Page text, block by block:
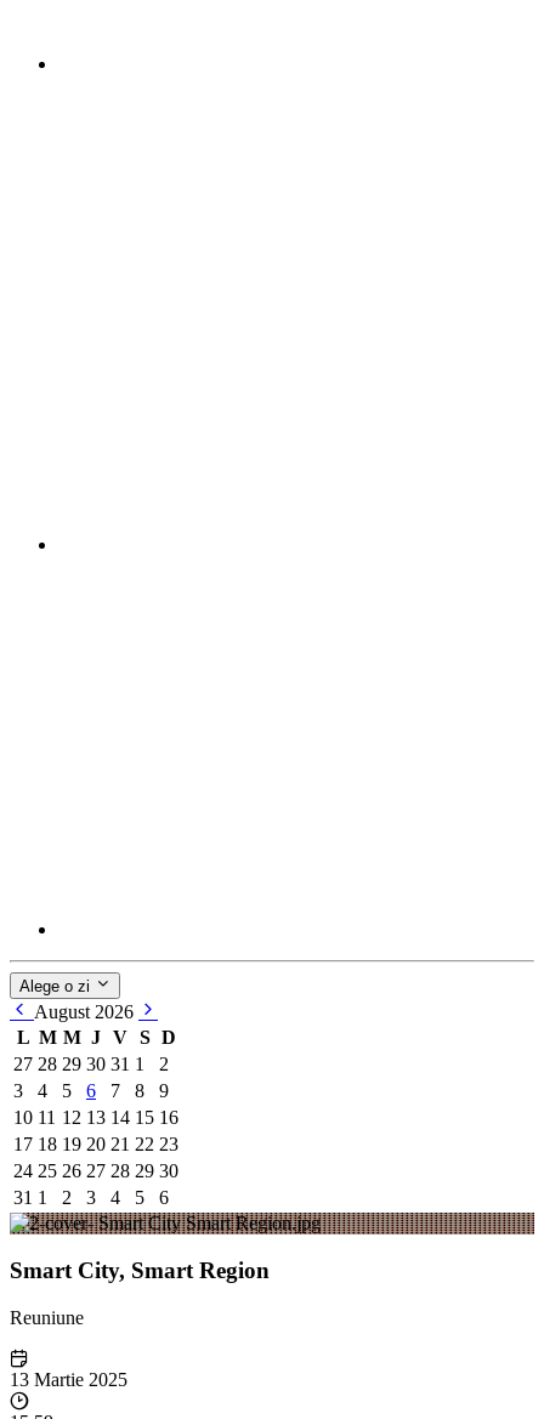
Alege o zi
August 2026
L M M J V S D
27 28 29 30 31 1
2
3
4 5 6 7 8
9
10 11 12 13 14 15 16
17 18 19 20 21 22 23
24 25 26 27 28 29 30
31 1 2 3 4 5 6
Smart City, Smart Region
Reuniune
13 Martie 2025